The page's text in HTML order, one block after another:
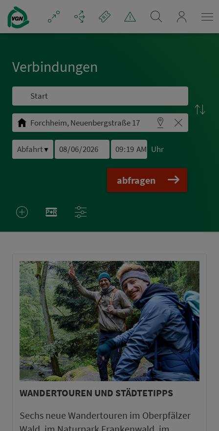
Navigation überspringen
Ver­bin­dungen
▼ Uhr
abfragen
WANDERTOUREN UND STÄDTETIPPS
Sechs neue Wandertouren im Oberpfälzer